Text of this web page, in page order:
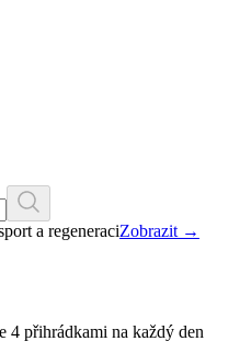
a regeneraciZobrazit →
přihrádkami na každý den